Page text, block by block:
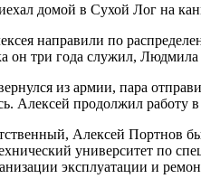
домой в Сухой Лог на
направили по
он три года служил,
из армии, пара
Алексей продолжил работу
Алексей Портнов
университет по
эксплуатации и